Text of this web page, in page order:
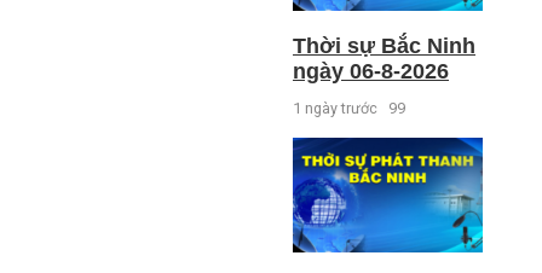
Thời sự Bắc Ninh
ngày 06-8-2026
1 ngày trước 99